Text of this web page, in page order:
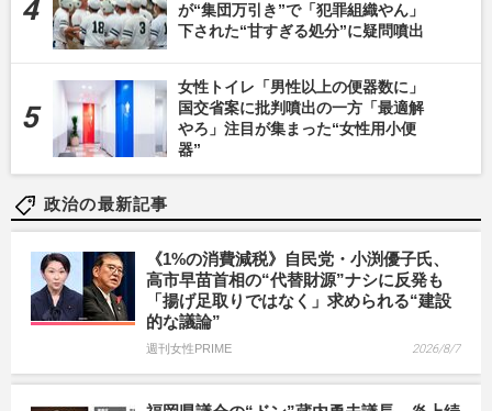
が“集団万引き”で「犯罪組織やん」
下された“甘すぎる処分”に疑問噴出
女性トイレ「男性以上の便器数に」
国交省案に批判噴出の一方「最適解
やろ」注目が集まった“女性用小便
器”
政治の最新記事
《1%の消費減税》自民党・小渕優子氏、
高市早苗首相の“代替財源”ナシに反発も
「揚げ足取りではなく」求められる“建設
的な議論”
週刊女性PRIME 2026/8/7